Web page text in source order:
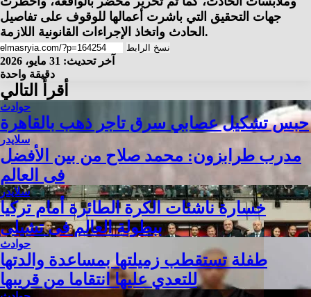
جهات التحقيق التي باشرت أعمالها للوقوف على تفاصيل
الحادث واتخاذ الإجراءات القانونية اللازمة.
نسخ الرابط
آخر تحديث: 31 مايو، 2026
دقيقة واحدة
أقرأ التالي
حوادث
حبس تشكيل عصابي سرق تاجر ذهب بالقاهرة
سلايدر
مدرب طرابزون: محمد صلاح من بين الأفضل
فى العالم
سلايدر
خسارة ناشئات الكرة الطائرة أمام تركيا
ببطولة العالم فى تشيلى
حوادث
طفلة تستقطب زميلتها بمساعدة والدتها
للتعدي عليها انتقاما من قريبها